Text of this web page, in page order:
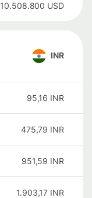
10.508.800 USD
INR
95,16 INR
475,79 INR
951,59 INR
1.903,17 INR